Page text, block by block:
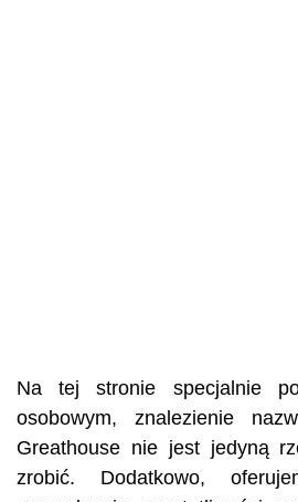
Na tej stronie specjalnie
osobowym, znalezienie
Greathouse nie jest jedyną
zrobić. Dodatkowo,